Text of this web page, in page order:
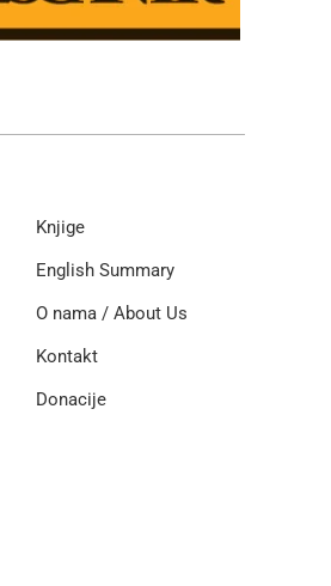
Knjige
English Summary
O nama / About Us
Kontakt
Donacije